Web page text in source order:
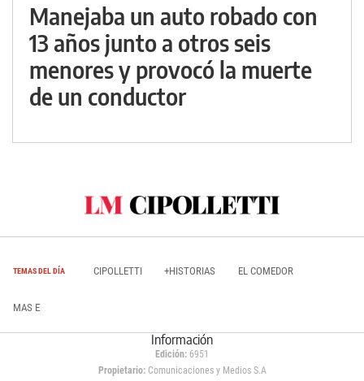
Manejaba un auto robado con
13 años junto a otros seis
menores y provocó la muerte
de un conductor
TEMAS DEL DÍA CIPOLLETTI +HISTORIAS EL COMEDOR
MAS E
Información
Edición: 6951
Propietario:Comunicaciones y Medios S.A